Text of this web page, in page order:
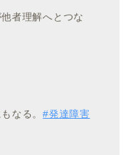
者理解へとつな
なる。#発達障害